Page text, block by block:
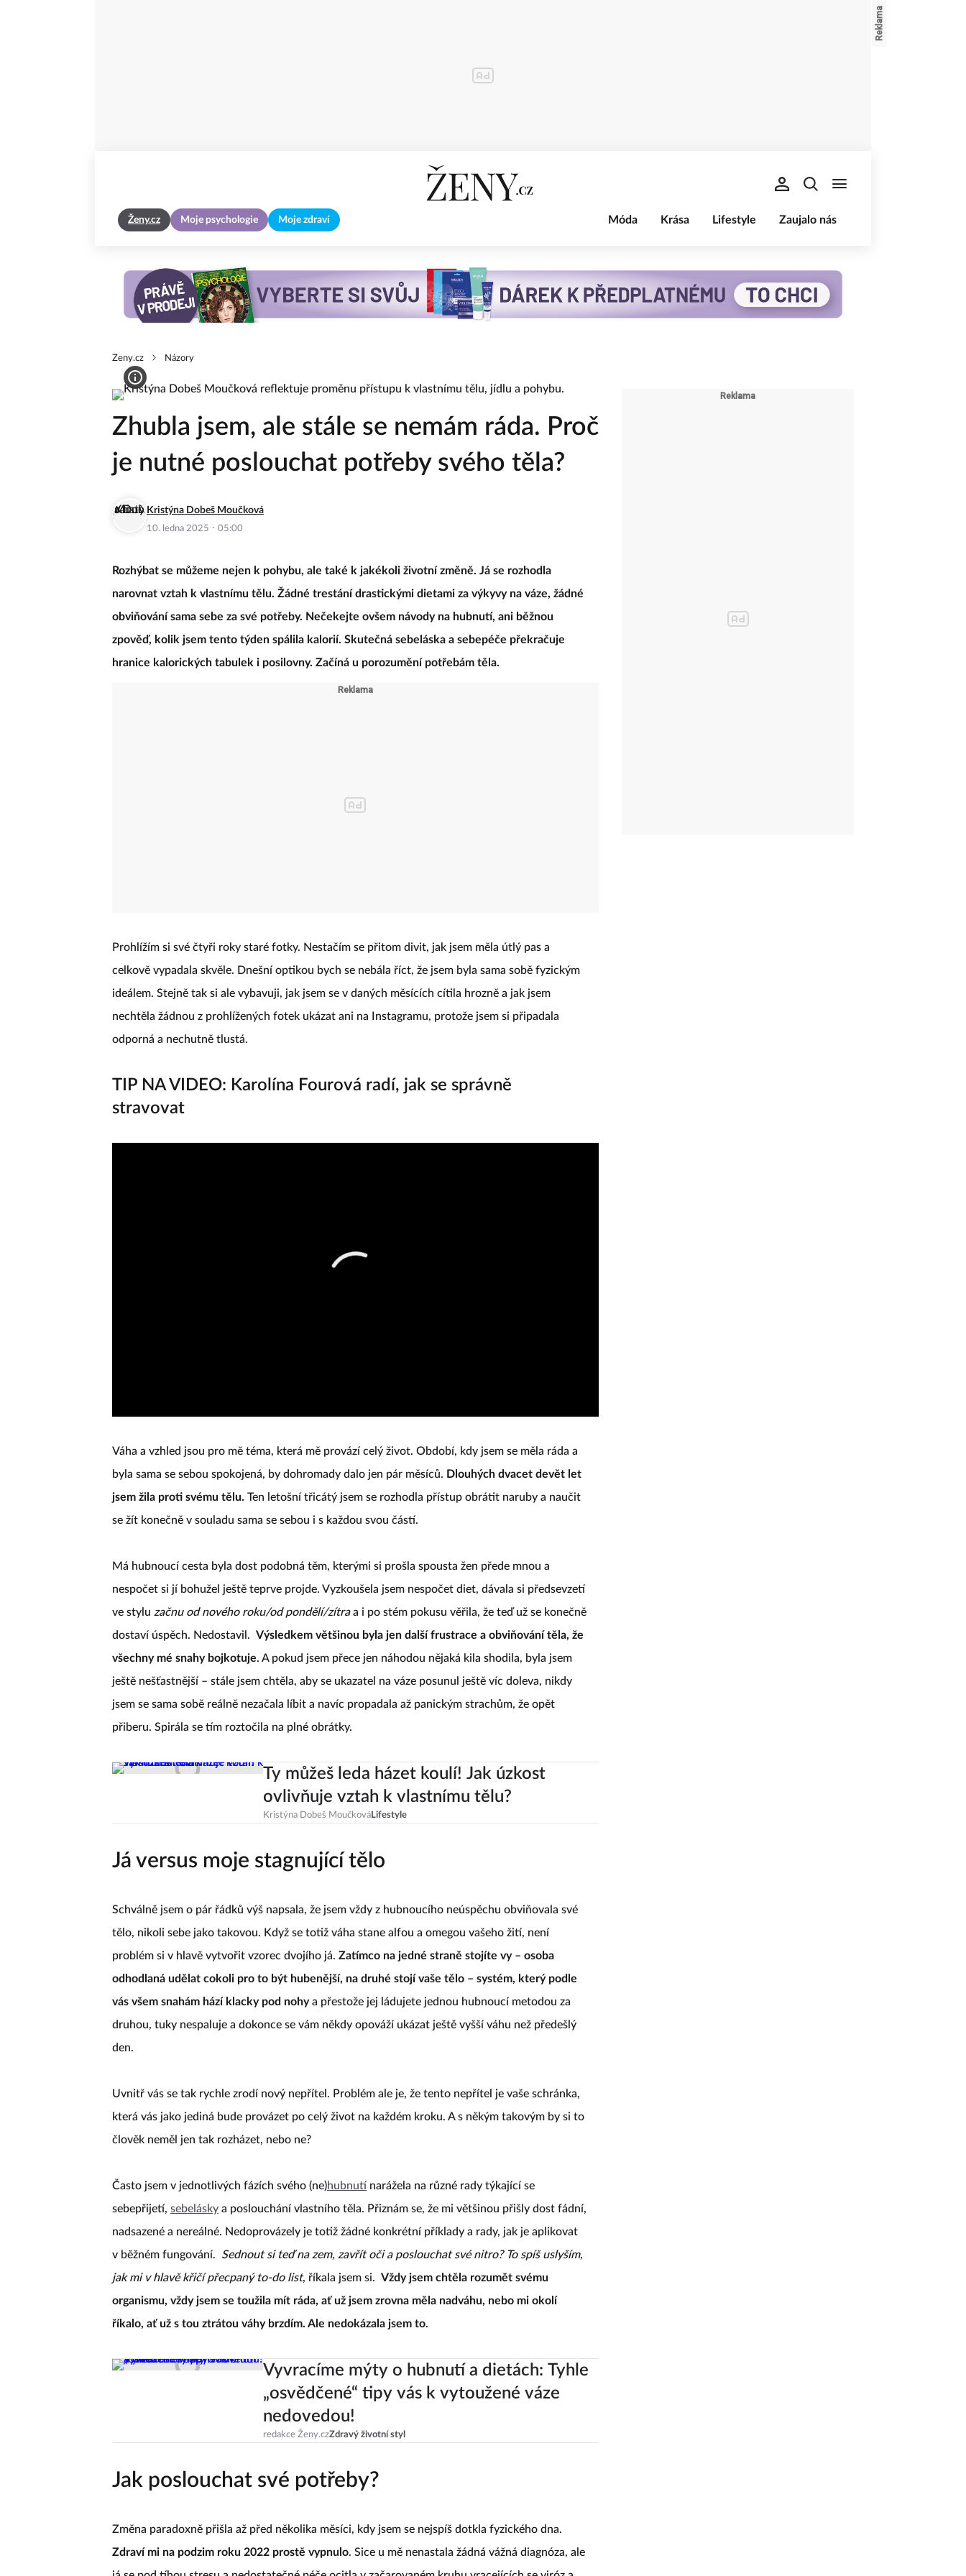
Ženy.cz Moje psychologie Moje zdraví Móda Krása Lifestyle Zaujalo nás
Zeny.cz Názory
Zhubla jsem, ale stále se nemám ráda. Proč
je nutné poslouchat potřeby svého těla?
Kristýna Dobeš Moučková
10. ledna 2025 · 05:00
Rozhýbat se můžeme nejen k pohybu, ale také k jakékoli životní změně. Já se rozhodla
narovnat vztah k vlastnímu tělu. Žádné trestání drastickými dietami za výkyvy na váze, žádné
obviňování sama sebe za své potřeby. Nečekejte ovšem návody na hubnutí, ani běžnou
zpověď, kolik jsem tento týden spálila kalorií. Skutečná sebeláska a sebepéče překračuje
hranice kalorických tabulek i posilovny. Začíná u porozumění potřebám těla.
Prohlížím si své čtyři roky staré fotky. Nestačím se přitom divit, jak jsem měla útlý pas a
celkově vypadala skvěle. Dnešní optikou bych se nebála říct, že jsem byla sama sobě fyzickým
ideálem. Stejně tak si ale vybavuji, jak jsem se v daných měsících cítila hrozně a jak jsem
nechtěla žádnou z prohlížených fotek ukázat ani na Instagramu, protože jsem si připadala
odporná a nechutně tlustá.
TIP NA VIDEO: Karolína Fourová radí, jak se správně
stravovat
Váha a vzhled jsou pro mě téma, která mě provází celý život. Období, kdy jsem se měla ráda a
byla sama se sebou spokojená, by dohromady dalo jen pár měsíců. Dlouhých dvacet devět let
jsem žila proti svému tělu. Ten letošní třicátý jsem se rozhodla přístup obrátit naruby a naučit
se žít konečně v souladu sama se sebou i s každou svou částí.
Má hubnoucí cesta byla dost podobná těm, kterými si prošla spousta žen přede mnou a
nespočet si jí bohužel ještě teprve projde. Vyzkoušela jsem nespočet diet, dávala si předsevzetí
ve stylu začnu od nového roku/od pondělí/zítraa i po stém pokusu věřila, že teď už se konečně
dostaví úspěch. Nedostavil. Výsledkem většinou byla jen další frustrace a obviňování těla, že
všechny mé snahy bojkotuje. A pokud jsem přece jen náhodou nějaká kila shodila, byla jsem
ještě nešťastnější – stále jsem chtěla, aby se ukazatel na váze posunul ještě víc doleva, nikdy
jsem se sama sobě reálně nezačala líbit a navíc propadala až panickým strachům, že opět
přiberu. Spirála se tím roztočila na plné obrátky.
Ty můžeš leda házet koulí! Jak úzkost
ovlivňuje vztah k vlastnímu tělu?
Kristýna Dobeš MoučkováLifestyle
Já versus moje stagnující tělo
Schválně jsem o pár řádků výš napsala, že jsem vždy z hubnoucího neúspěchu obviňovala své
tělo, nikoli sebe jako takovou. Když se totiž váha stane alfou a omegou vašeho žití, není
problém si v hlavě vytvořit vzorec dvojího já. Zatímco na jedné straně stojíte vy – osoba
odhodlaná udělat cokoli pro to být hubenější, na druhé stojí vaše tělo – systém, který podle
vás všem snahám hází klacky pod nohya přestože jej ládujete jednou hubnoucí metodou za
druhou, tuky nespaluje a dokonce se vám někdy opováží ukázat ještě vyšší váhu než předešlý
den.
Uvnitř vás se tak rychle zrodí nový nepřítel. Problém ale je, že tento nepřítel je vaše schránka,
která vás jako jediná bude provázet po celý život na každém kroku. A s někým takovým by si to
člověk neměl jen tak rozházet, nebo ne?
Často jsem v jednotlivých fázích svého (ne)hubnutí narážela na různé rady týkající se
sebepřijetí, sebelásky a poslouchání vlastního těla. Přiznám se, že mi většinou přišly dost fádní,
nadsazené a nereálné. Nedoprovázely je totiž žádné konkrétní příklady a rady, jak je aplikovat
v běžném fungování.
Sednout si teď na zem, zavřít oči a poslouchat své nitro? To spíš uslyším,
jak mi v hlavě křičí přecpaný to-do list, říkala jsem si. Vždy jsem chtěla rozumět svému
organismu, vždy jsem se toužila mít ráda, ať už jsem zrovna měla nadváhu, nebo mi okolí
říkalo, ať už s tou ztrátou váhy brzdím. Ale nedokázala jsem to.
Vyvracíme mýty o hubnutí a dietách: Tyhle
„osvědčené“ tipy vás k vytoužené váze
nedovedou!
redakce Ženy.czZdravý životní styl
Jak poslouchat své potřeby?
Změna paradoxně přišla až před několika měsíci, kdy jsem se nejspíš dotkla fyzického dna.
Zdraví mi na podzim roku 2022 prostě vypnulo. Sice u mě nenastala žádná vážná diagnóza, ale